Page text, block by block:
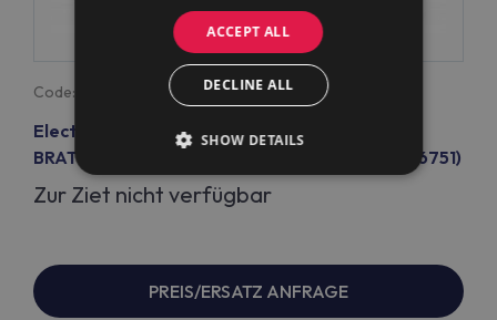
Code:
Electrolux Professional PFEN12EPEM ELT-
BRATPFANNE,MIBA,125L(S),BS,D900 (Code 586751)
Zur Ziet nicht verfügbar
PREIS/ERSATZ ANFRAGE
ACCEPT ALL
DECLINE ALL
SHOW DETAILS